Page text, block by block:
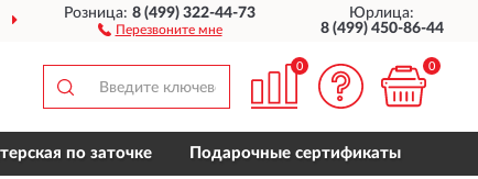
ДОСТАВИМ ПО ВСЕЙ РОССИИ
Розница:8 (499) 322-44-73
Перезвоните мне
Юрлица:
8 (499) 450-86-44
0 0
по заточке Подарочные сертификаты